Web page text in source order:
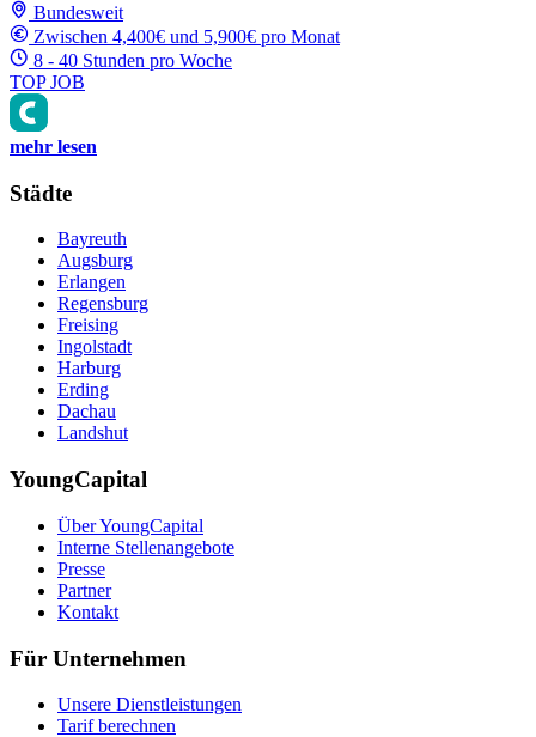
Bundesweit
Zwischen 4,400€ und 5,900€ pro Monat
8 - 40 Stunden pro Woche
TOP JOB
mehr lesen
Städte
Bayreuth
Augsburg
Erlangen
Regensburg
Freising
Ingolstadt
Harburg
Erding
Dachau
Landshut
YoungCapital
Über YoungCapital
Interne Stellenangebote
Presse
Partner
Kontakt
Für Unternehmen
Unsere Dienstleistungen
Tarif berechnen